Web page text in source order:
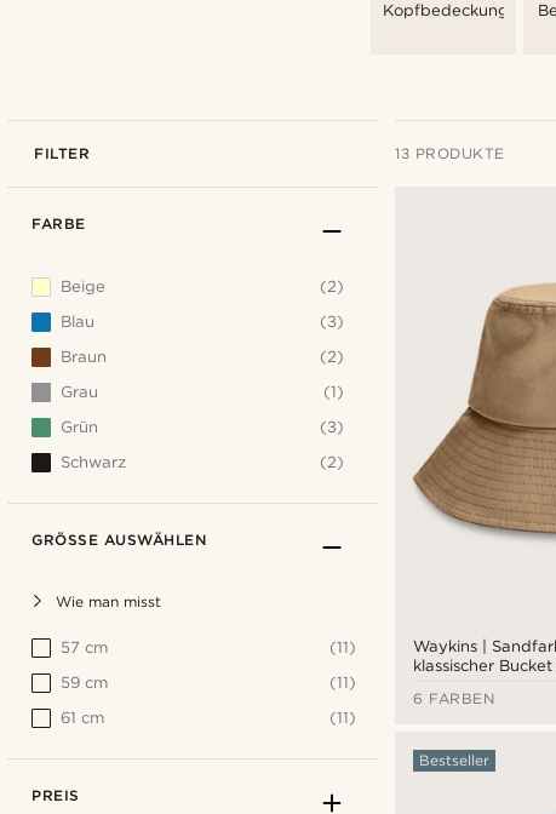
Kopfbedeckungen
FILTER 13 PRODUKTE
Waykins |
klassischer
6 FARBEN
Bestseller
FARBE
Beige
(2)
Blau
(3)
Braun
(2)
Grau
(1)
Grün
(3)
Schwarz
(2)
GRÖSSE AUSWÄHLEN
Wie man misst
57 cm
(11)
59 cm
(11)
61 cm
(11)
PREIS